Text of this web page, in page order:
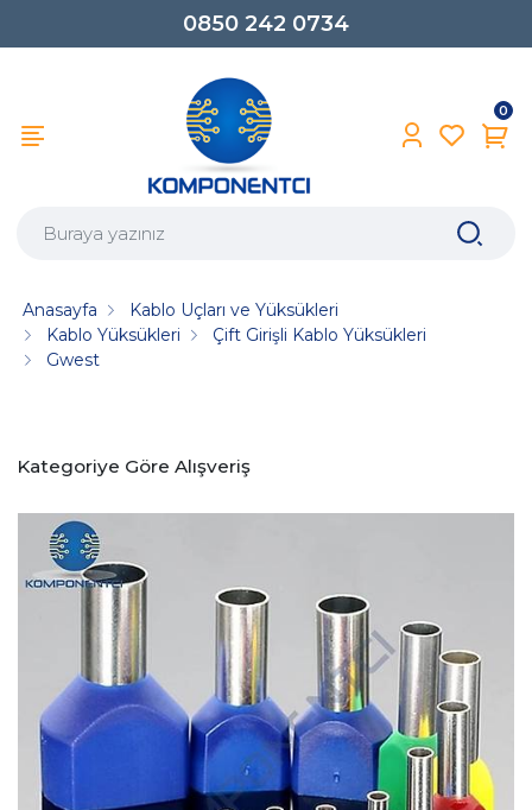
0850 242 0734
0
Anasayfa
Kablo Uçları ve Yüksükleri
Kablo Yüksükleri
Çift Girişli Kablo Yüksükleri
Gwest
Kategoriye Göre Alışveriş